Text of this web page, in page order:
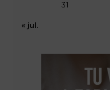
31
« jul.